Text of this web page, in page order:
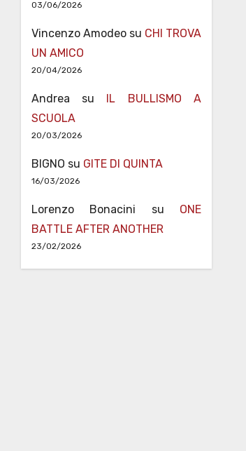
03/06/2026
Vincenzo Amodeosu CHI TROVA
UN AMICO
20/04/2026
Andrea su
IL BULLISMO A
SCUOLA
20/03/2026
BIGNO su GITE DI QUINTA
16/03/2026
Lorenzo Bonacini su ONE
BATTLE AFTER ANOTHER
23/02/2026